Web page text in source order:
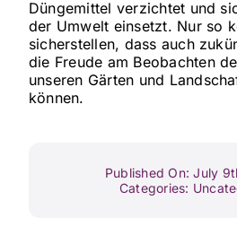
Düngemittel verzichtet und
der Umwelt einsetzt. Nur so
sicherstellen, dass auch
die Freude am Beobachten
unseren Gärten und
können.
Published On: July
Categories: